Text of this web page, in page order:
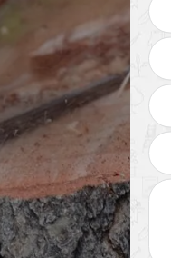
Bûcheron 86